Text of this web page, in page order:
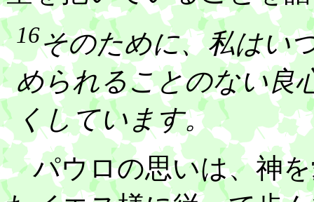
16そのために、私はい
められることのない良
くしています。
パウロの思いは、神を